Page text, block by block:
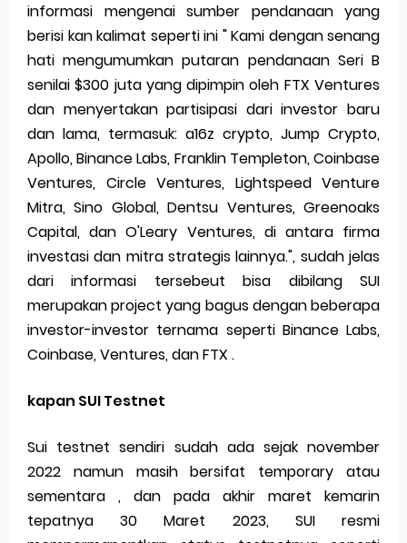
informasi mengenai sumber pendanaan yang
berisi kan kalimat seperti ini " Kami dengan senang
hati mengumumkan putaran pendanaan Seri B
senilai $300 juta yang dipimpin oleh FTX Ventures
dan menyertakan partisipasi dari investor baru
dan lama, termasuk: a16z crypto, Jump Crypto,
Apollo, Binance Labs, Franklin Templeton, Coinbase
Ventures, Circle Ventures, Lightspeed Venture
Mitra, Sino Global, Dentsu Ventures, Greenoaks
Capital, dan O'Leary Ventures, di antara firma
investasi dan mitra strategis lainnya.", sudah jelas
dari informasi tersebeut bisa dibilang SUI
merupakan project yang bagus dengan beberapa
investor-investor ternama seperti Binance Labs,
Coinbase, Ventures, dan FTX .
kapan SUI Testnet
Sui testnet sendiri sudah ada sejak november
2022 namun masih bersifat temporary atau
sementara , dan pada akhir maret kemarin
tepatnya 30 Maret 2023, SUI resmi